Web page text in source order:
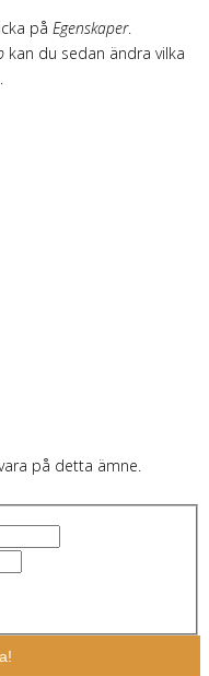
på Egenskaper.
kan du sedan ändra vilka
på detta ämne.